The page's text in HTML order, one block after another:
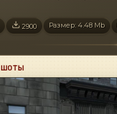
2900 Размер: 4.48 Mb